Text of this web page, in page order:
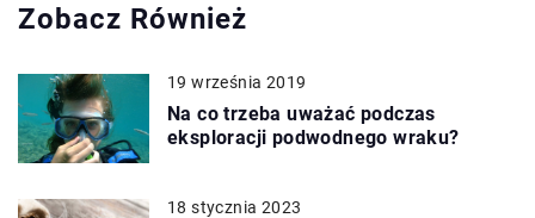
Zobacz Również
19 września 2019
Na co trzeba uważać podczas
eksploracji podwodnego wraku?
18 stycznia 2023